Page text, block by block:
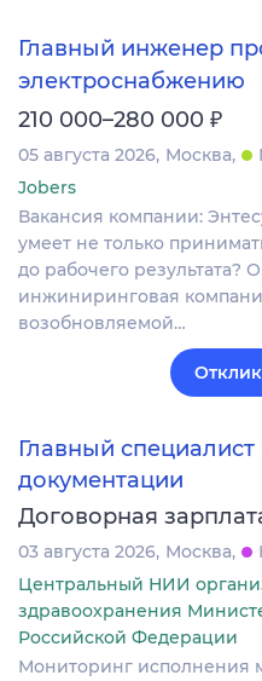
Главный инженер
электроснабжению
210 000–280 000 ₽
05 августа 2026 Москва
Jobers
Вакансия компании:
умеет не только
до рабочего
инжиниринговая
возобновляемой…
Главный
документации
Договорная
03 августа 2026 Москва
Центральный НИИ
здравоохранения
Российской Федерации
Мониторинг исполнения